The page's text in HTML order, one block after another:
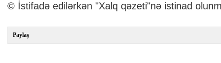
© İstifadə edilərkən "Xalq qəzeti"nə istinad
Paylaş